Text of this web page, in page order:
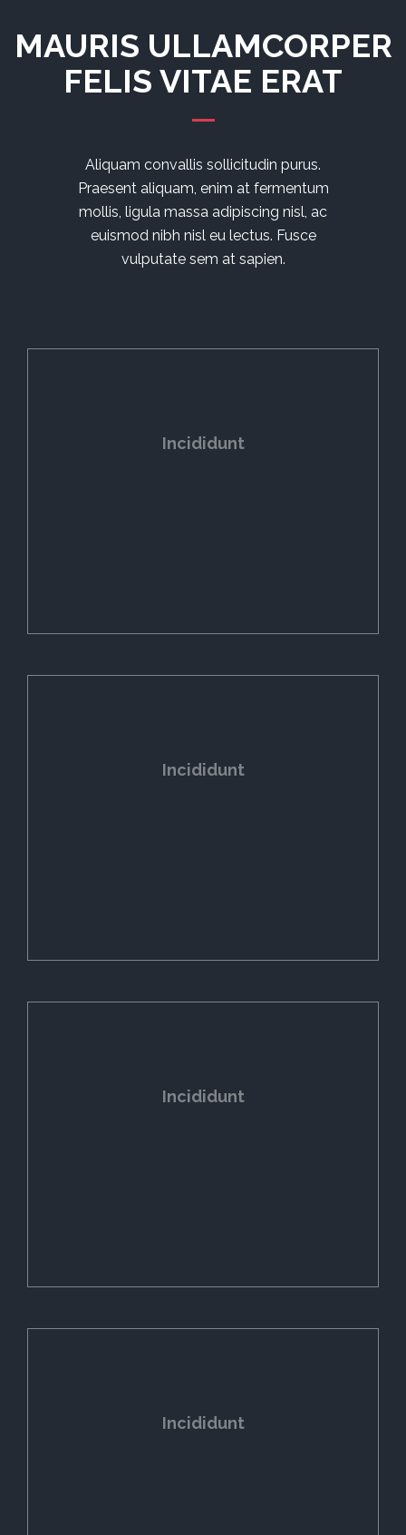
MAURIS ULLAMCORPER
FELIS VITAE ERAT
Aliquam convallis sollicitudin purus.
Praesent aliquam, enim at fermentum
mollis, ligula massa adipiscing nisl, ac
euismod nibh nisl eu lectus. Fusce
vulputate sem at sapien.
Incididunt
Incididunt
Incididunt
Incididunt